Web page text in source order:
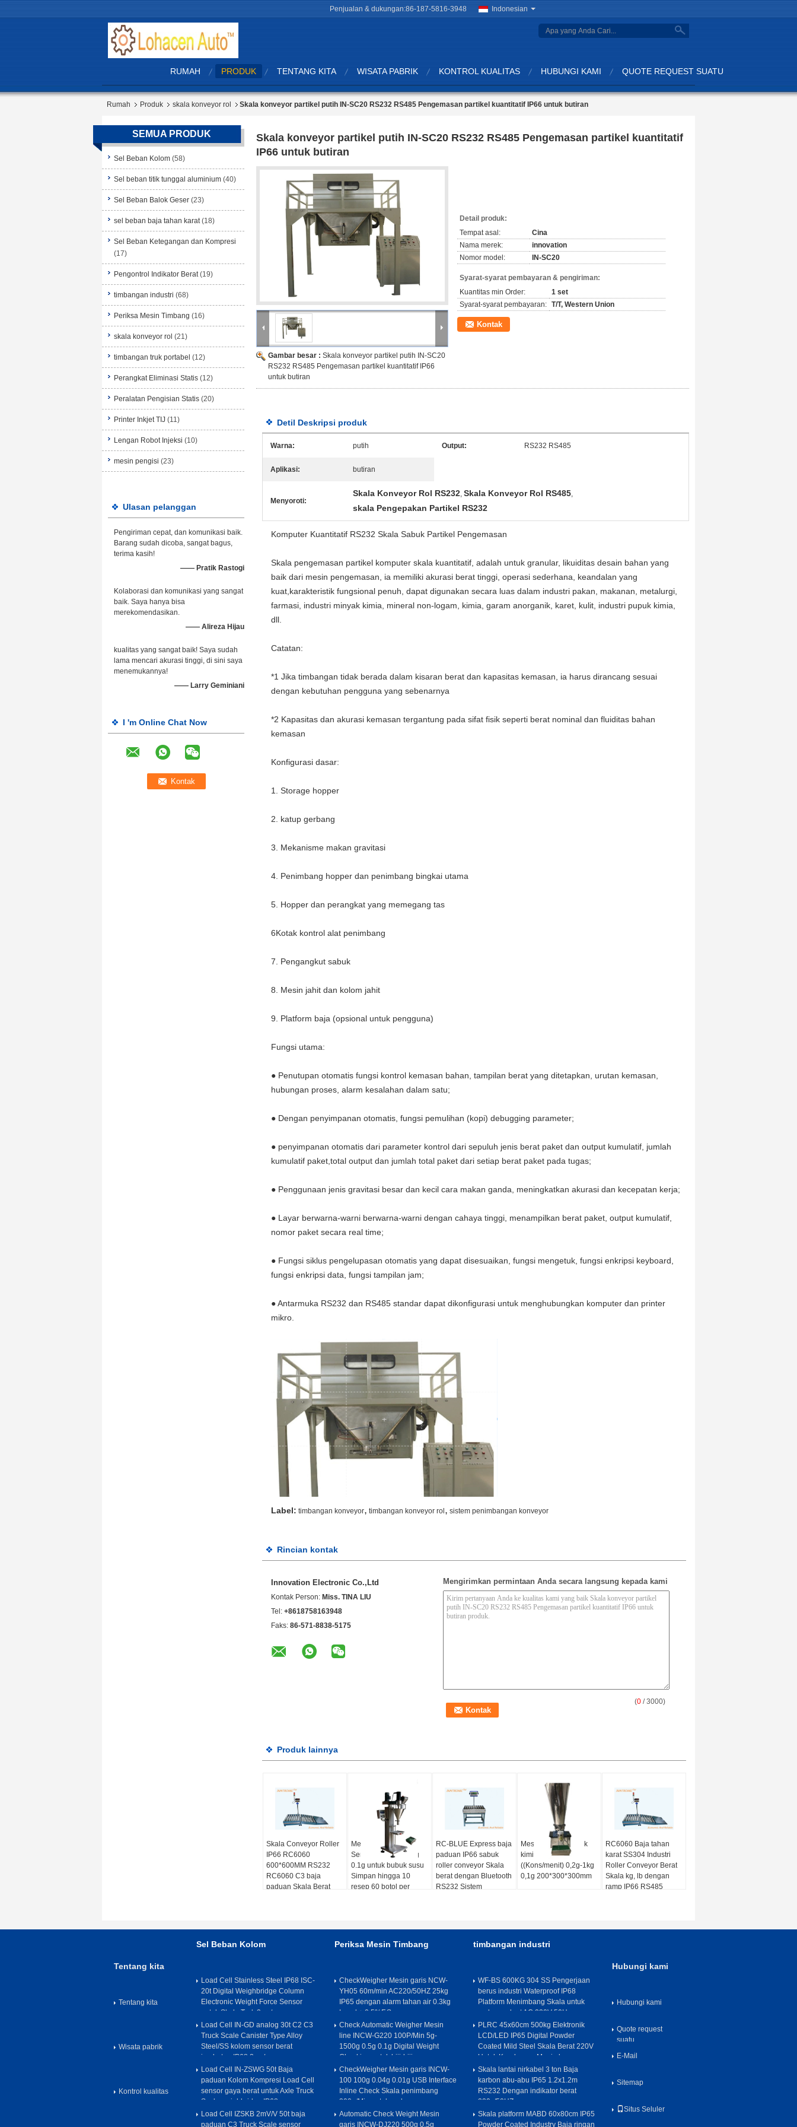
Penjualan & dukungan:86-187-5816-3948 Indonesian
search
RUMAH PRODUK TENTANG KITA WISATA PABRIK KONTROL KUALITAS HUBUNGI KAMI QUOTE REQUEST SUATU
Rumah Produk skala konveyor rol Skala konveyor partikel putih IN-SC20 RS232 RS485 Pengemasan partikel kuantitatif IP66 untuk butiran
SEMUA PRODUK
Sel Beban Kolom (58)
Sel beban titik tunggal aluminium (40)
Sel Beban Balok Geser (23)
sel beban baja tahan karat (18)
Sel Beban Ketegangan dan Kompresi
(17)
Pengontrol Indikator Berat (19)
timbangan industri (68)
Periksa Mesin Timbang (16)
skala konveyor rol (21)
timbangan truk portabel (12)
Perangkat Eliminasi Statis (12)
Peralatan Pengisian Statis (20)
Printer Inkjet TIJ (11)
Lengan Robot Injeksi (10)
mesin pengisi (23)
Ulasan pelanggan
Pengiriman cepat, dan komunikasi baik.
Barang sudah dicoba, sangat bagus,
terima kasih!
—— Pratik Rastogi
Kolaborasi dan komunikasi yang sangat
baik. Saya hanya bisa
merekomendasikan.
—— Alireza Hijau
kualitas yang sangat baik! Saya sudah
lama mencari akurasi tinggi, di sini saya
menemukannya!
—— Larry Geminiani
I 'm Online Chat Now
Skala konveyor partikel putih IN-SC20 RS232 RS485 Pengemasan partikel kuantitatif
IP66 untuk butiran
Gambar besar : Skala konveyor partikel putih IN-SC20
RS232 RS485 Pengemasan partikel kuantitatif IP66
untuk butiran
Detail produk:
Tempat asal:
Cina
Nama merek:
innovation
Nomor model:
IN-SC20
Syarat-syarat pembayaran & pengiriman:
Kuantitas min Order:
1 set
Syarat-syarat pembayaran: T/T, Western Union
Kontak
Detil Deskripsi produk
Warna: putih Output: RS232 RS485
Aplikasi: butiran
Menyoroti:
Skala Konveyor Rol RS232, Skala Konveyor Rol RS485,
skala Pengepakan Partikel RS232
Komputer Kuantitatif RS232 Skala Sabuk Partikel Pengemasan
Skala pengemasan partikel komputer skala kuantitatif, adalah untuk granular, likuiditas desain bahan yang
baik dari mesin pengemasan, ia memiliki akurasi berat tinggi, operasi sederhana, keandalan yang
kuat,karakteristik fungsional penuh, dapat digunakan secara luas dalam industri pakan, makanan, metalurgi,
farmasi, industri minyak kimia, mineral non-logam, kimia, garam anorganik, karet, kulit, industri pupuk kimia,
dll.
Catatan:
*1 Jika timbangan tidak berada dalam kisaran berat dan kapasitas kemasan, ia harus dirancang sesuai
dengan kebutuhan pengguna yang sebenarnya
*2 Kapasitas dan akurasi kemasan tergantung pada sifat fisik seperti berat nominal dan fluiditas bahan
kemasan
Konfigurasi dasar:
1. Storage hopper
2. katup gerbang
3. Mekanisme makan gravitasi
4. Penimbang hopper dan penimbang bingkai utama
5. Hopper dan perangkat yang memegang tas
6Kotak kontrol alat penimbang
7. Pengangkut sabuk
8. Mesin jahit dan kolom jahit
9. Platform baja (opsional untuk pengguna)
Fungsi utama:
● Penutupan otomatis fungsi kontrol kemasan bahan, tampilan berat yang ditetapkan, urutan kemasan,
hubungan proses, alarm kesalahan dalam satu;
● Dengan penyimpanan otomatis, fungsi pemulihan (kopi) debugging parameter;
● penyimpanan otomatis dari parameter kontrol dari sepuluh jenis berat paket dan output kumulatif, jumlah
kumulatif paket,total output dan jumlah total paket dari setiap berat paket pada tugas;
● Penggunaan jenis gravitasi besar dan kecil cara makan ganda, meningkatkan akurasi dan kecepatan kerja;
● Layar berwarna-warni berwarna-warni dengan cahaya tinggi, menampilkan berat paket, output kumulatif,
nomor paket secara real time;
● Fungsi siklus pengelupasan otomatis yang dapat disesuaikan, fungsi mengetuk, fungsi enkripsi keyboard,
fungsi enkripsi data, fungsi tampilan jam;
● Antarmuka RS232 dan RS485 standar dapat dikonfigurasi untuk menghubungkan komputer dan printer
mikro.
Label: timbangan konveyor, timbangan konveyor rol , sistem penimbangan konveyor
Rincian kontak
Innovation Electronic Co.,Ltd
Kontak Person: Miss. TINA LIU
Tel: +8618758163948
Faks: 86-571-8838-5175
Mengirimkan permintaan Anda secara langsung kepada kami
(0 / 3000)
Produk lainnya
Skala Conveyor Roller
IP66 RC6060
600*600MM RS232
RC6060 C3 baja
paduan Skala Berat
Mesin Pengisian
Serbuk IP66 20g-3kg
0.1g untuk bubuk susu
Simpan hingga 10
resep 60 botol per
RC-BLUE Express baja
paduan IP66 sabuk
roller conveyor Skala
berat dengan Bluetooth
RS232 Sistem
Mesin pengisi bubuk
kimia IP66 30
((Kons/menit) 0,2g-1kg
0,1g 200*300*300mm
RC6060 Baja tahan
karat SS304 Industri
Roller Conveyor Berat
Skala kg, lb dengan
ramp IP66 RS485
Tentang kita
Tentang kita
Wisata pabrik
Kontrol kualitas
Sel Beban Kolom
Load Cell Stainless Steel IP68 ISC-
20t Digital Weighbridge Column
Electronic Weight Force Sensor
untuk Skala Truk 2mv/v
Load Cell IN-GD analog 30t C2 C3
Truck Scale Canister Type Alloy
Steel/SS kolom sensor berat
jembatan IP68 2mv/v
Load Cell IN-ZSWG 50t Baja
paduan Kolom Kompresi Load Cell
sensor gaya berat untuk Axle Truck
Scale weighbridge IP68
Load Cell IZSKB 2mV/V 50t baja
paduan C3 Truck Scale sensor
Periksa Mesin Timbang
CheckWeigher Mesin garis NCW-
YH05 60m/min AC220/50HZ 25kg
IP65 dengan alarm tahan air 0.3kg
Level + 0.5%F.S
Check Automatic Weigher Mesin
line INCW-G220 100P/Min 5g-
1500g 0.5g 0.1g Digital Weight
Checking untuk biji-bijian pangan
CheckWeigher Mesin garis INCW-
100 100g 0.04g 0.01g USB Interface
Inline Check Skala penimbang
300p/Min untuk makanan
Automatic Check Weight Mesin
garis INCW-DJ220 500g 0.5g
timbangan industri
WF-BS 600KG 304 SS Pengerjaan
berus industri Waterproof IP68
Platform Menimbang Skala untuk
makanan laut AC 220V 50Hz
PLRC 45x60cm 500kg Elektronik
LCD/LED IP65 Digital Powder
Coated Mild Steel Skala Berat 220V
Untuk Kendaraan Menimbang
Skala lantai nirkabel 3 ton Baja
karbon abu-abu IP65 1.2x1.2m
RS232 Dengan indikator berat
220v/50HZ
Skala platform MABD 60x80cm IP65
Powder Coated Industry Baja ringan
Hubungi kami
Hubungi kami
Quote request
suatu
E-Mail
Sitemap
Situs Seluler